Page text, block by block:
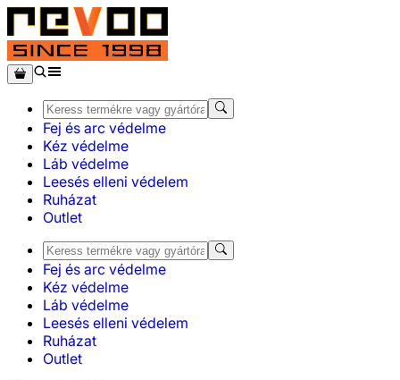
Fej és arc védelme
Kéz védelme
Láb védelme
Leesés elleni védelem
Ruházat
Outlet
Fej és arc védelme
Kéz védelme
Láb védelme
Leesés elleni védelem
Ruházat
Outlet